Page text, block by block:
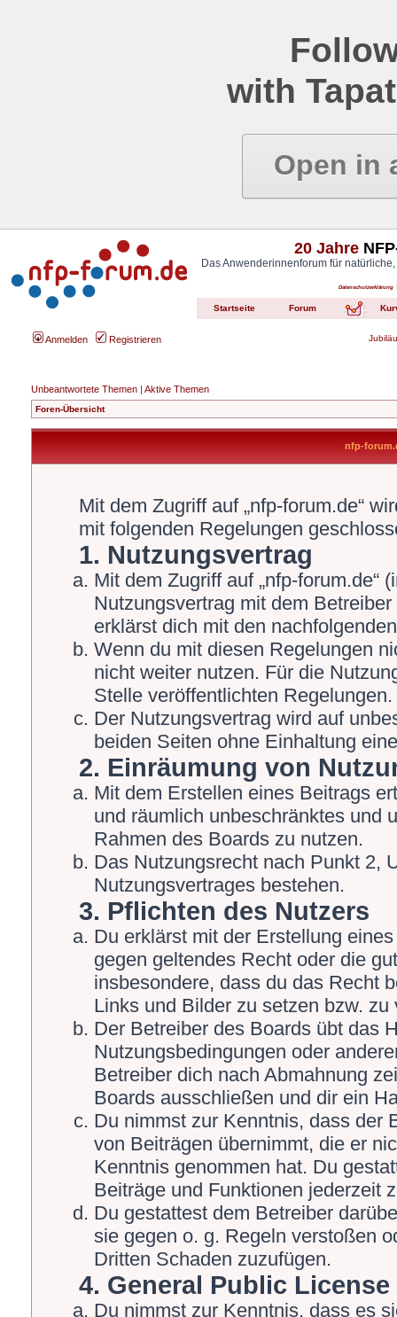
with
Open in
20 Jahre
Das Anwenderinnenforum für
Datenschutzerklärung
Startseite Forum
Anmelden Registrieren
Unbeantwortete Themen | Aktive Themen
Foren-Übersicht
nfp-
Mit dem Zugriff auf „nfp-forum.de“
mit folgenden Regelungen
1. Nutzungsvertrag
Mit dem Zugriff auf „nfp-forum.de“
Nutzungsvertrag mit dem
erklärst dich mit den
Wenn du mit diesen Regelungen
nicht weiter nutzen. Für die
Stelle veröffentlichten Regelungen.
Der Nutzungsvertrag wird auf
beiden Seiten ohne Einhaltung
2. Einräumung von
Mit dem Erstellen eines Beitrags
und räumlich unbeschränktes und
Rahmen des Boards zu nutzen.
Das Nutzungsrecht nach Punkt 2,
Nutzungsvertrages bestehen.
3. Pflichten des Nutzers
Du erklärst mit der Erstellung
gegen geltendes Recht oder die
insbesondere, dass du das Recht
Links und Bilder zu setzen bzw. zu
Der Betreiber des Boards übt das
Nutzungsbedingungen oder
Betreiber dich nach Abmahnung
Boards ausschließen und dir ein
Du nimmst zur Kenntnis, dass der
von Beiträgen übernimmt, die er
Kenntnis genommen hat. Du
Beiträge und Funktionen jederzeit
Du gestattest dem Betreiber
sie gegen o. g. Regeln verstoßen
Dritten Schaden zuzufügen.
4. General Public License
Du nimmst zur Kenntnis, dass es